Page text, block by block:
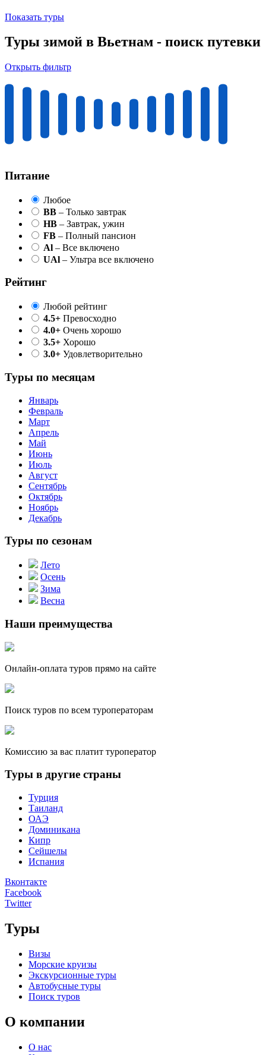
Показать туры
Туры зимой в Вьетнам - поиск путевки
Открыть фильтр
Питание
Любое
BB – Только завтрак
HB – Завтрак, ужин
FB – Полный пансион
Al – Все включено
UAl – Ультра все включено
Рейтинг
Любой рейтинг
4.5+ Превосходно
4.0+ Очень хорошо
3.5+ Хорошо
3.0+ Удовлетворительно
Туры по месяцам
Январь
Февраль
Март
Апрель
Май
Июнь
Июль
Август
Сентябрь
Октябрь
Ноябрь
Декабрь
Туры по сезонам
Лето
Осень
Зима
Весна
Наши преимущества
Онлайн-оплата туров прямо на сайте
Поиск туров по всем туроператорам
Комиссию за вас платит туроператор
Туры в другие страны
Турция
Таиланд
ОАЭ
Доминикана
Кипр
Сейшелы
Испания
Вконтакте
Facebook
Twitter
Туры
Визы
Морские круизы
Экскурсионные туры
Автобусные туры
Поиск туров
О компании
О нас